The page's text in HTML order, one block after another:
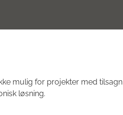
mulig for projekter med tilsagn
løsning.